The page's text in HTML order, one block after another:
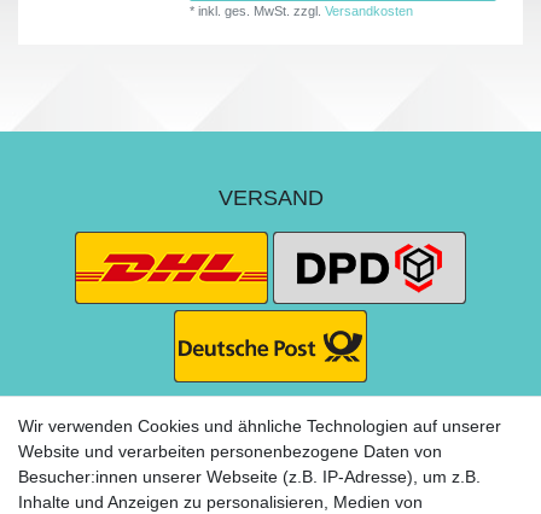
*inkl. ges. MwSt. zzgl.Versandkosten
VERSAND
ZAHLUNG
Wir verwenden Cookies und ähnliche Technologien auf unserer
Website und verarbeiten personenbezogene Daten von
Besucher:innen unserer Webseite (z.B. IP-Adresse), um z.B.
Inhalte und Anzeigen zu personalisieren, Medien von